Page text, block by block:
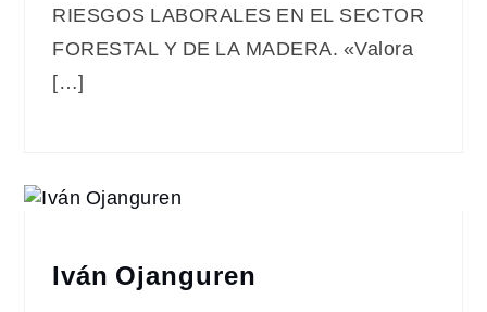
RIESGOS LABORALES EN EL SECTOR
FORESTAL Y DE LA MADERA. «Valora
[…]
Iván Ojanguren